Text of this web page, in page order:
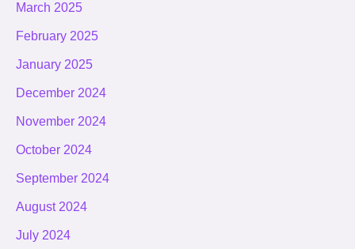
March 2025
February 2025
January 2025
December 2024
November 2024
October 2024
September 2024
August 2024
July 2024